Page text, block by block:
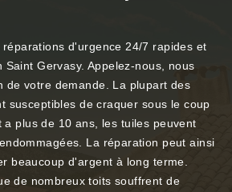
d'urgence 24/7 rapides et
Saint Gervasy. Appelez-nous, nous
de votre demande. La plupart des
susceptibles de craquer sous le coup
a plus de 10 ans, les tuiles peuvent
La réparation peut ainsi
beaucoup d'argent à long terme.
de nombreux toits souffrent de